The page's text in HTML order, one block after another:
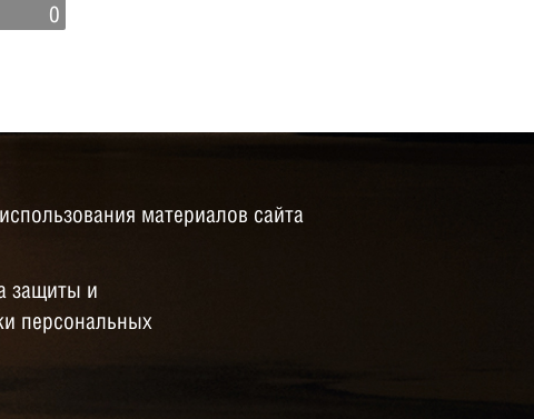
0
материалов сайта
защиты и
персональных